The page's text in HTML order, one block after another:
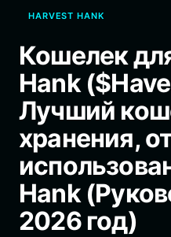
繁體中文
Bahasa Indonesia
ภาษาไทย
Español
Português (Brasil)
Español (Argentina)
HARVEST HANK
Кошелек
Hank
Лучший
хранения,
Hank
2026 год)